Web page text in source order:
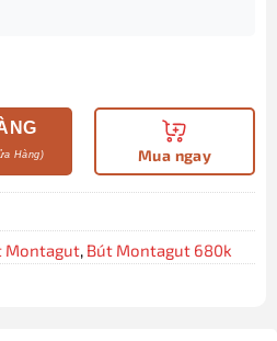
Mua ngay
Montagut, Bút Montagut 680k